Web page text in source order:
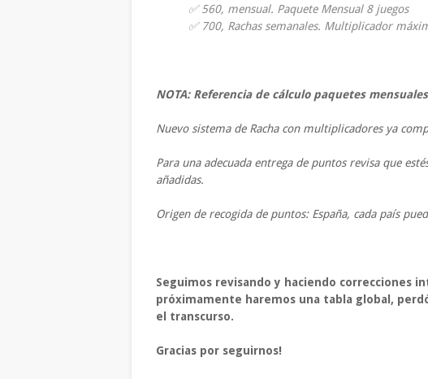
✅ 560, mensual. Paquete Mensual 8 juegos
✅ 700, Rachas semanales. Multiplicador
NOTA: Referencia de cálculo paquetes
Nuevo sistema de Racha con multiplicadores ya
Para una adecuada entrega de puntos revisa que
añadidas.
Origen de recogida de puntos: España, cada país
Seguimos revisando y haciendo correcciones
próximamente haremos una tabla global,
el transcurso.
Gracias por seguirnos!